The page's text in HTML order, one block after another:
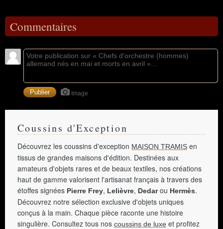
Commentaires
Image
Coussins d'Exception
Découvrez les coussins d'exception MAISON TRAMIS en
tissus de grandes maisons d'édition. Destinées aux
amateurs d'objets rares et de beaux textiles, nos créations
haut de gamme valorisent l'artisanat français à travers des
étoffes signées Pierre Frey, Lelièvre, Dedarou Hermès.
Découvrez notre sélection exclusive d'objets uniques
conçus à la main. Chaque pièce raconte une histoire
singulière. Consultez tous nos coussins de luxe et profitez